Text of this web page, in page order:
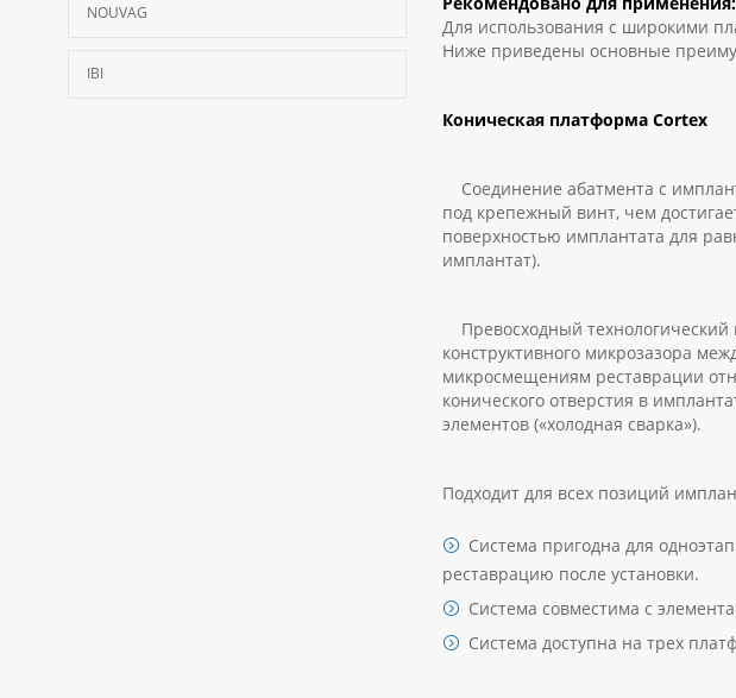
NOUVAG
IBI
Для использования с широкими
Ниже приведены основные
Коническая платформа Cortex
Соединение абатмента с
под крепежный винт, чем
поверхностью имплантата для
имплантат).
Превосходный технологический
конструктивного микрозазора
микросмещениям реставрации
конического отверстия в
элементов («холодная сварка»).
Подходит для всех позиций
Система пригодна для
реставрацию после установки.
Система совместима с
Система доступна на трех